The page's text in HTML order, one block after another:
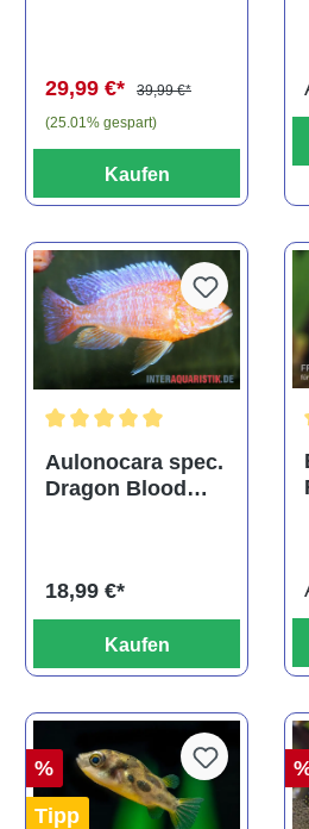
29,99 €*
39,99 €*
(25.01% gespart)
Kaufen
Durchschnittliche Bewertung
Aulonocara spec.
Dragon Blood
18,99 €*
Kaufen
%
Tipp